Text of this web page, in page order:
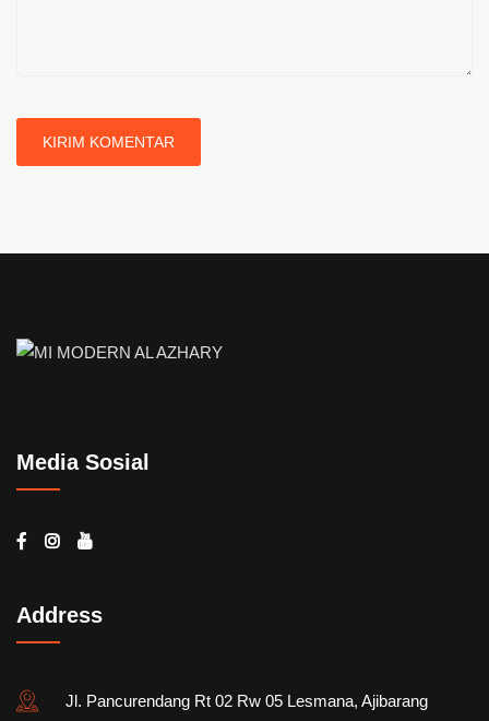
Media Sosial
Address
Jl. Pancurendang Rt 02 Rw 05 Lesmana, Ajibarang